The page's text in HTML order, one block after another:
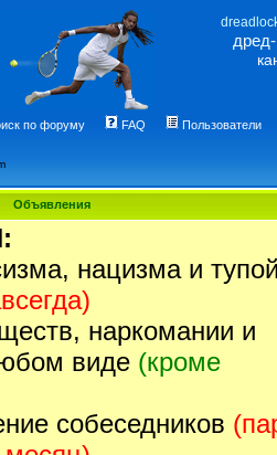
по форуму FAQ Пользователи
Объявления
нацизма и
наркомании и
виде (кроме
собеседников